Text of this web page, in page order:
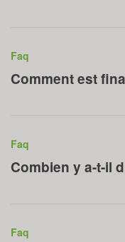
Faq
Comment est
Faq
Combien y a-t-il
Faq